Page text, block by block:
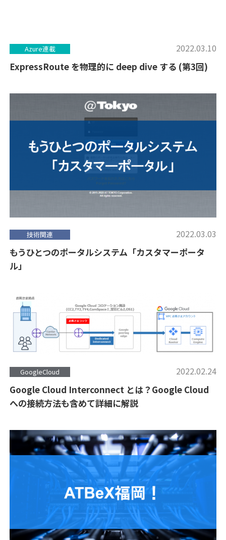
Azure連載 2022.03.10
ExpressRoute を物理的に deep dive する (第3回)
技術関連 2022.03.03
もうひとつのポータルシステム「カスタマーポータ
ル」
GoogleCloud 2022.02.24
Google Cloud Interconnect とは？Google Cloud
への接続方法も含めて詳細に解説